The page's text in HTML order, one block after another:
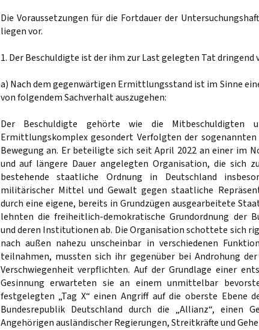
Die Voraussetzungen für die Fortdauer der
liegen vor.
1. Der Beschuldigte ist der ihm zur Last gelegten Tat dringend
a) Nach dem gegenwärtigen Ermittlungsstand ist im Sinne
von folgendem Sachverhalt auszugehen:
Der Beschuldigte gehörte wie die Mitbeschuldigten
Ermittlungskomplex gesondert Verfolgten der sogenannten
Bewegung an. Er beteiligte sich seit April 2022 an einer im
und auf längere Dauer angelegten Organisation, die sich
bestehende staatliche Ordnung in Deutschland
militärischer Mittel und Gewalt gegen staatliche
durch eine eigene, bereits in Grundzügen ausgearbeitete
lehnten die freiheitlich-demokratische Grundordnung der
und deren Institutionen ab. Die Organisation schottete sich
nach außen nahezu unscheinbar in verschiedenen
teilnahmen, mussten sich ihr gegenüber bei Androhung
Verschwiegenheit verpflichten. Auf der Grundlage einer
Gesinnung erwarteten sie an einem unmittelbar
festgelegten „Tag X“ einen Angriff auf die oberste Ebene
Bundesrepublik Deutschland durch die „Allianz“, einen
Angehörigen ausländischer Regierungen, Streitkräfte und